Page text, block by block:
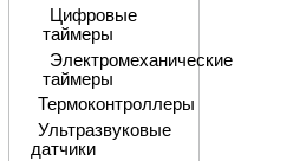
Цифровые
таймеры
Электромеханические
таймеры
Термоконтроллеры
Ультразвуковые
датчики